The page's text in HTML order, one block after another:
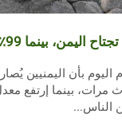
الناس...